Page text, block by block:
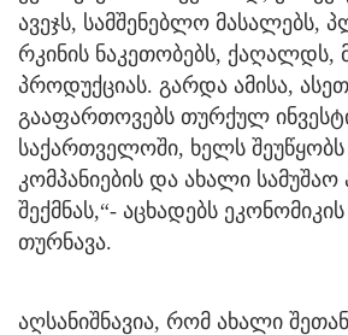
ავეჯს, სამშენებლო მასალებს,
რკინის ნაკეთობებს, ქაღალდს,
პროდუქციას. გარდა ამისა,
გააფართოვებს თურქულ
საქართველოში, ხელს
კომპანიების და ახალი
შექმნას,“- აცხადებს
თურნავა.
აღსანიშნავია, რომ ახალი